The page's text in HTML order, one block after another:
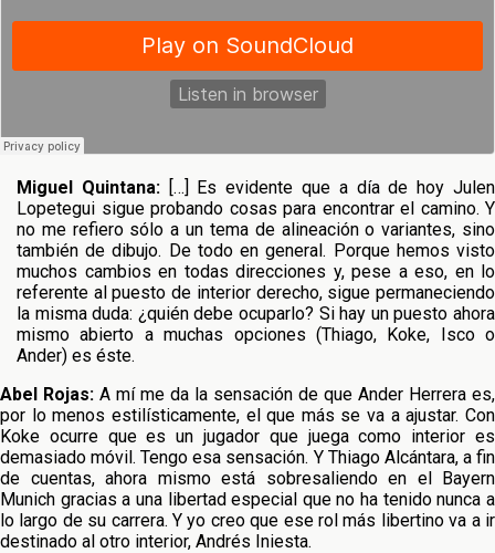
Miguel Quintana:[…] Es evidente que a día de hoy Julen
Lopetegui sigue probando cosas para encontrar el camino. Y
no me refiero sólo a un tema de alineación o variantes, sino
también de dibujo. De todo en general. Porque hemos visto
muchos cambios en todas direcciones y, pese a eso, en lo
referente al puesto de interior derecho, sigue permaneciendo
la misma duda: ¿quién debe ocuparlo? Si hay un puesto ahora
mismo abierto a muchas opciones (Thiago, Koke, Isco o
Ander) es éste.
Abel Rojas: A mí me da la sensación de que Ander Herrera es,
por lo menos estilísticamente, el que más se va a ajustar. Con
Koke ocurre que es un jugador que juega como interior es
demasiado móvil. Tengo esa sensación. Y Thiago Alcántara, a fin
de cuentas, ahora mismo está sobresaliendo en el Bayern
Munich gracias a una libertad especial que no ha tenido nunca a
lo largo de su carrera. Y yo creo que ese rol más libertino va a ir
destinado al otro interior, Andrés Iniesta.